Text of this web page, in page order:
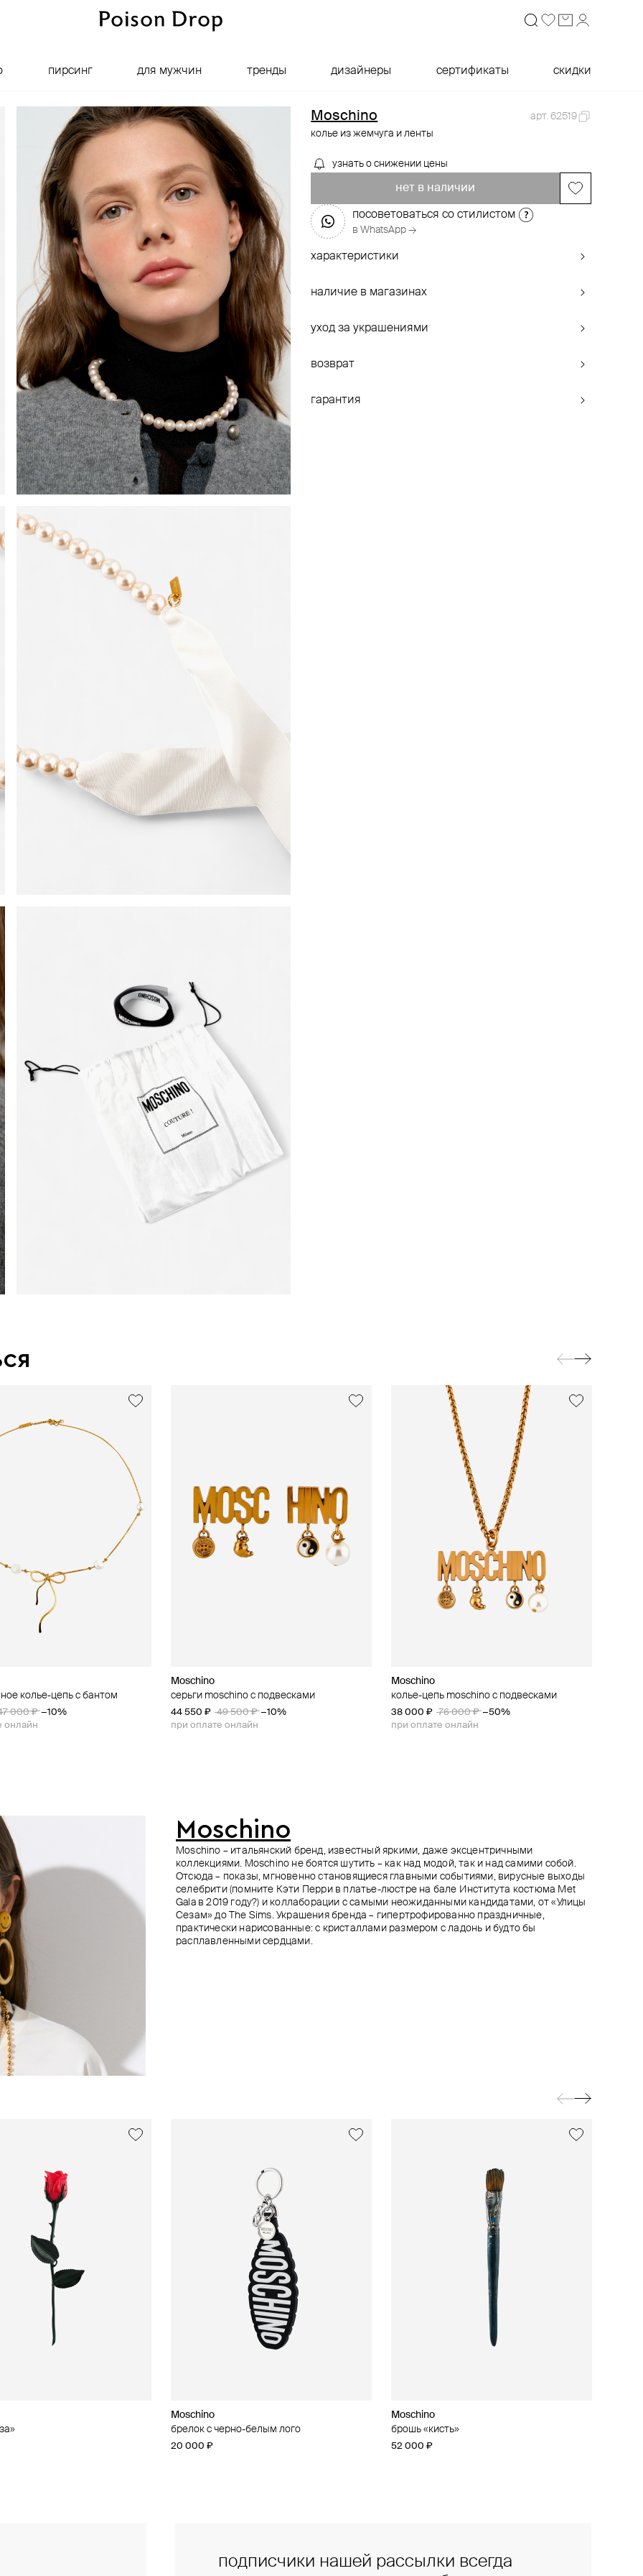
пирсинг для мужчин тренды дизайнеры сертификаты скидки
Moschino
арт. 62519
колье из жемчуга и ленты
узнать о снижении цены
нет в наличии
посоветоваться со стилистом
в WhatsApp →
характеристики
наличие в магазинах
уход за украшениями
возврат
гарантия
колье-цепь с бантом
000 ₽ −10%
онлайн
Moschino
серьги moschino с подвесками
44 550 ₽ 49 500 ₽ −10%
при оплате онлайн
Moschino
колье-цепь moschino с подвесками
38 000 ₽ 76 000 ₽ −50%
при оплате онлайн
со вставками
жемчуга
INDULGENCE safina concept
позолоченное колье-галстук с фианитами
violet
17 000 ₽
BLUMARINE
золотистая цепь charms
31 500 ₽ 45 000 ₽ −30%
при оплате онлайн
серьги с изумрудами и
500 ₽
Boheme by Vero
позолоченные длинные серьги medusa
38 250 ₽ 42 500 ₽ −10%
при оплате онлайн
Moschino
серьги с искусственным жемчугом и
монетами
33 300 ₽ 37 000 ₽
цветка на кости
000 ₽ −20%
онлайн
Marni
золотистые серьги marni с кристаллами
40 500 ₽ 45 000 ₽ −10%
при оплате онлайн
Marni
позолоченные серьги с кристаллами,
бантами и жемчужинами
43 000 ₽
Moschino
Moschino – итальянский бренд, известный яркими, даже эксцентричными
коллекциями. Moschino не боятся шутить – как над модой, так и над самими собой.
Отсюда – показы, мгновенно становящиеся главными событиями, вирусные выходы
селебрити (помните Кэти Перри в платье-люстре на бале Института костюма Met
Gala в 2019 году?) и коллаборации с самыми неожиданными кандидатами, от «Улицы
Сезам» до The Sims. Украшения бренда – гипертрофированно праздничные,
практически нарисованные: с кристаллами размером с ладонь и будто бы
расплавленными сердцами.
Moschino
брелок с черно-белым лого
20 000 ₽
Moschino
брошь «кисть»
52 000 ₽
серьги из бусин
Moschino
брелок с кошельком
47 000 ₽
подписчики нашей рассылки всегда